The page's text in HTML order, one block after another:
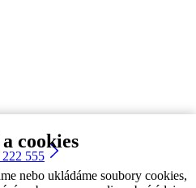
cookies
nebo ukládáme soubory cookies,
555